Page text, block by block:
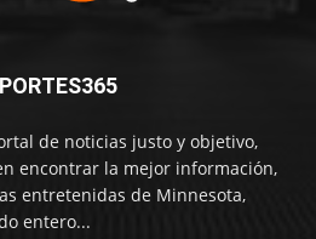
de noticias justo y objetivo,
encontrar la mejor información,
entretenidas de Minnesota,
entero...